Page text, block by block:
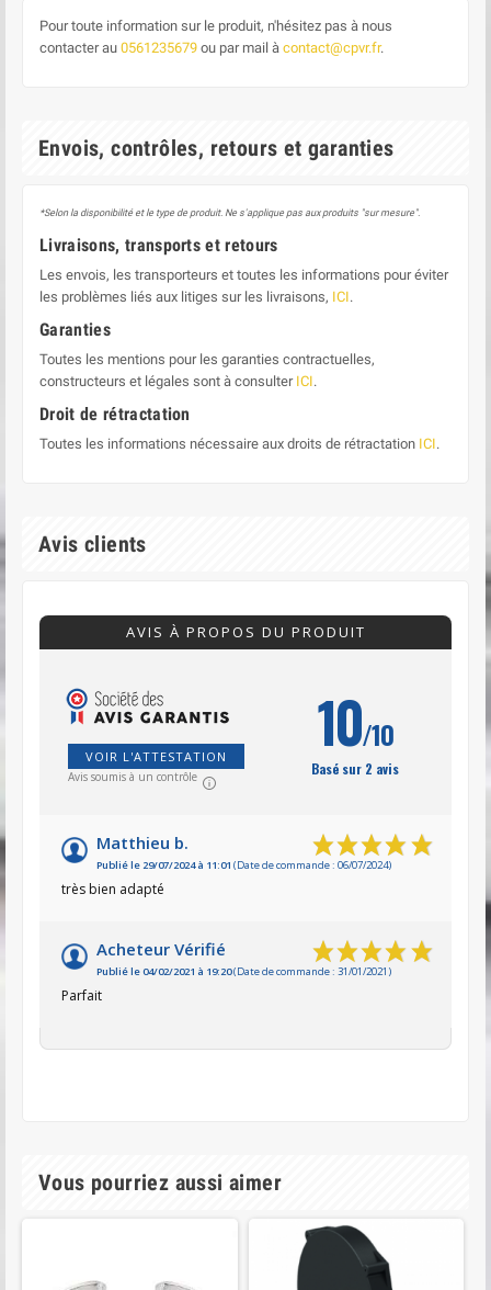
Pour toute information sur le produit, n'hésitez pas à nous
contacter au 0561235679 ou par mail à contact@cpvr.fr.
Envois, contrôles, retours et garanties
*Selon la disponibilité et le type de produit. Ne s'applique pas aux produits "sur mesure".
Livraisons, transports et retours
Les envois, les transporteurs et toutes les informations pour éviter
les problèmes liés aux litiges sur les livraisons, ICI.
Garanties
Toutes les mentions pour les garanties contractuelles,
constructeurs et légales sont à consulter ICI.
Droit de rétractation
Toutes les informations nécessaire aux droits de rétractation ICI.
Avis clients
AVIS À PROPOS DU PRODUIT
VOIR L'ATTESTATION
Avis soumis à un contrôle
10/10
Basé sur 2 avis
Matthieu b.
Publié le 29/07/2024 à 11:01 (Date de commande : 06/07/2024)
très bien adapté
Acheteur Vérifié
Publié le 04/02/2021 à 19:20(Date de commande : 31/01/2021)
Parfait
Vous pourriez aussi aimer